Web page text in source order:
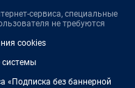
сервиса, специальные
не требуются
cookies
системы
«Подписка без баннерной